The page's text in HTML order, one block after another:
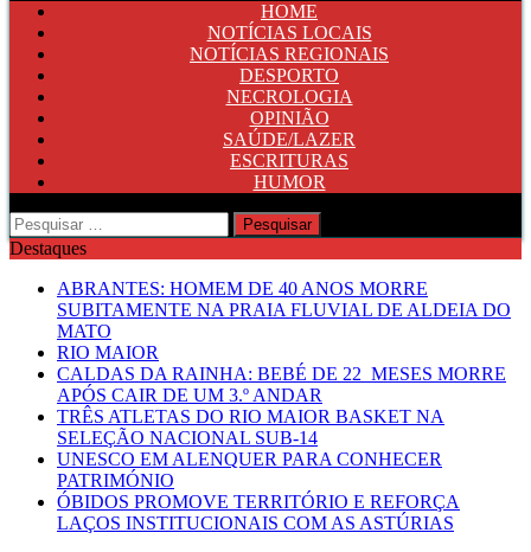
HOME
NOTÍCIAS LOCAIS
NOTÍCIAS REGIONAIS
DESPORTO
NECROLOGIA
OPINIÃO
SAÚDE/LAZER
ESCRITURAS
HUMOR
Pesquisar
por:
Destaques
ABRANTES: HOMEM DE 40 ANOS MORRE
SUBITAMENTE NA PRAIA FLUVIAL DE ALDEIA DO
MATO
RIO MAIOR
CALDAS DA RAINHA: BEBÉ DE 22 MESES MORRE
APÓS CAIR DE UM 3.º ANDAR
TRÊS ATLETAS DO RIO MAIOR BASKET NA
SELEÇÃO NACIONAL SUB-14
UNESCO EM ALENQUER PARA CONHECER
PATRIMÓNIO
ÓBIDOS PROMOVE TERRITÓRIO E REFORÇA
LAÇOS INSTITUCIONAIS COM AS ASTÚRIAS